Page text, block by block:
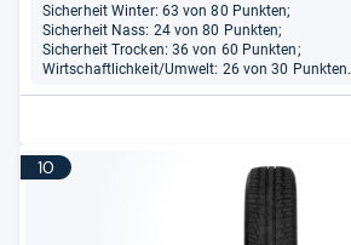
Sicherheit Winter: 63 von 80 Punkten;
Sicherheit Nass: 24 von 80 Punkten;
Sicherheit Trocken: 36 von 60 Punkten;
Wirtschaftlichkeit/Umwelt: 26 von 30 Punkten.
10